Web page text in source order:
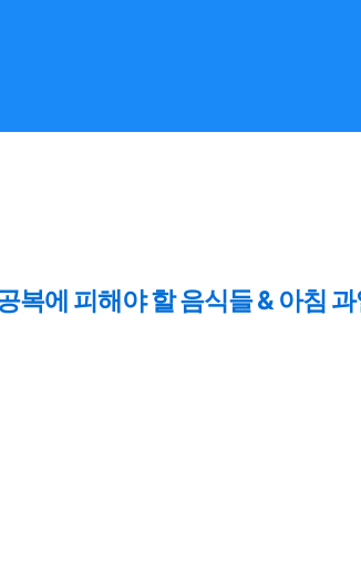
복에 피해야 할 음식들 & 아침 과